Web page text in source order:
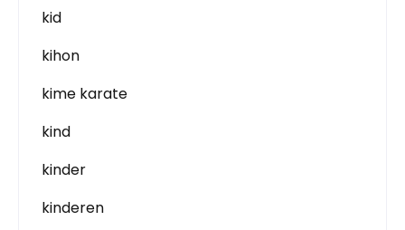
kid
kihon
kime karate
kind
kinder
kinderen